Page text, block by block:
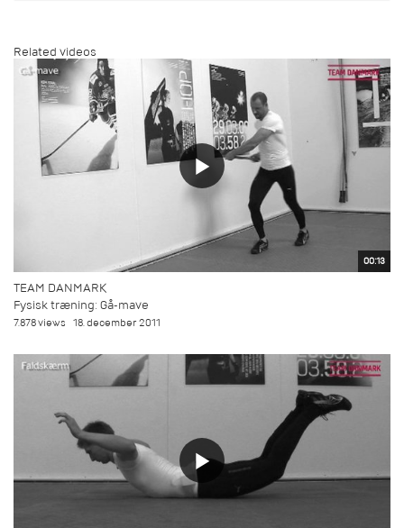
Related videos
00:13
TEAM DANMARK
Fysisk træning: Gå-mave
7.878 views 18. december 2011